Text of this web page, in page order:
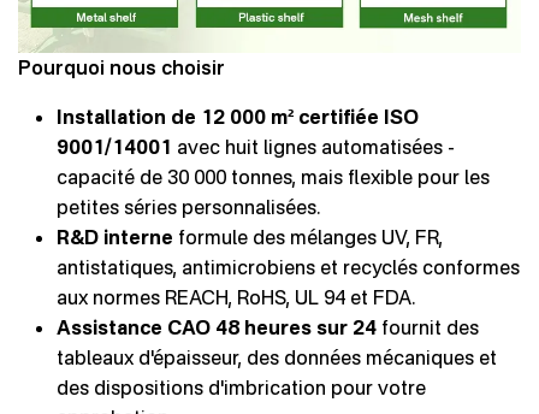
Pourquoi nous choisir
Installation de 12 000 m² certifiée ISO
9001/14001 avec huit lignes automatisées -
capacité de 30 000 tonnes, mais flexible pour les
petites séries personnalisées.
R&D interne formule des mélanges UV, FR,
antistatiques, antimicrobiens et recyclés conformes
aux normes REACH, RoHS, UL 94 et FDA.
Assistance CAO 48 heures sur 24 fournit des
tableaux d'épaisseur, des données mécaniques et
des dispositions d'imbrication pour votre